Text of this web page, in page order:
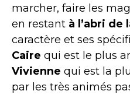
marcher, faire les
en restant à l’abri de
caractère et ses
Caire qui est le plus
Vivienne qui est la
par les très animés